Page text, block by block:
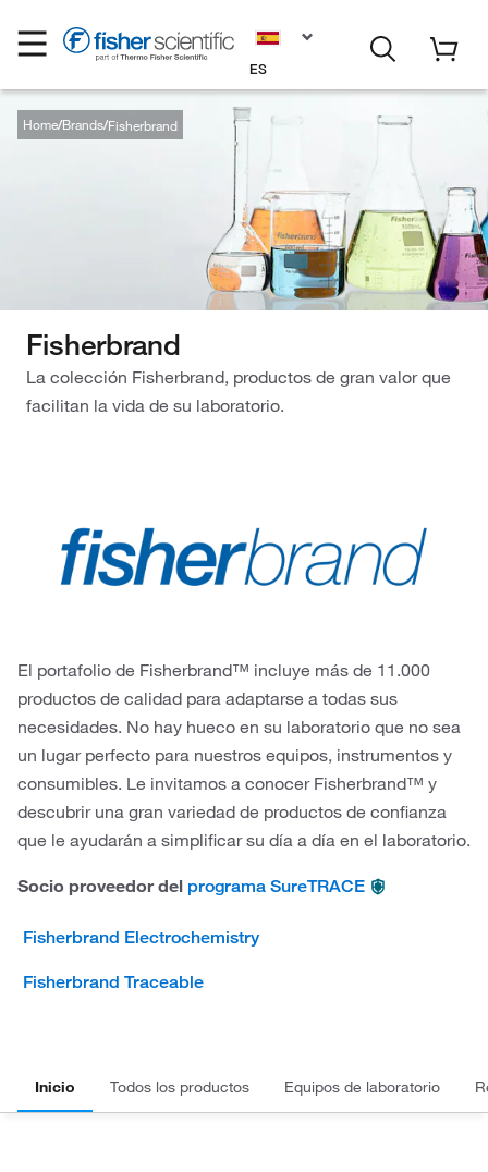
ES
Home Brands Fisherbrand
Fisherbrand
La colección Fisherbrand, productos de gran valor que
facilitan la vida de su laboratorio.
El portafolio de Fisherbrand™ incluye más de 11.000
productos de calidad para adaptarse a todas sus
necesidades. No hay hueco en su laboratorio que no sea
un lugar perfecto para nuestros equipos, instrumentos y
consumibles. Le invitamos a conocer Fisherbrand™ y
descubrir una gran variedad de productos de confianza
que le ayudarán a simplificar su día a día en el laboratorio.
Socio proveedor del programa SureTRACE
Fisherbrand Electrochemistry
Fisherbrand Traceable
Inicio Todos los productos Equipos de laboratorio